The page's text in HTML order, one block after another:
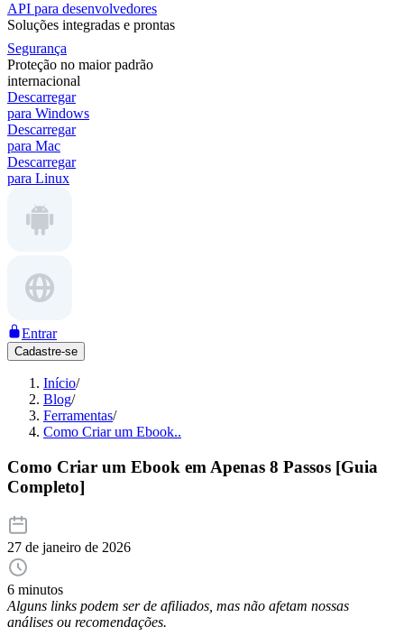
API para desenvolvedores
Soluções integradas e prontas
Segurança
Proteção no maior padrão
internacional
Descarregar
para Windows
Descarregar
para Mac
Descarregar
para Linux
Entrar
Cadastre-se
Início/
Blog/
Ferramentas/
Como Criar um Ebook..
Como Criar um Ebook em Apenas 8 Passos [Guia
Completo]
27 de janeiro de 2026
6 minutos
Alguns links podem ser de afiliados, mas não afetam nossas
análises ou recomendações.